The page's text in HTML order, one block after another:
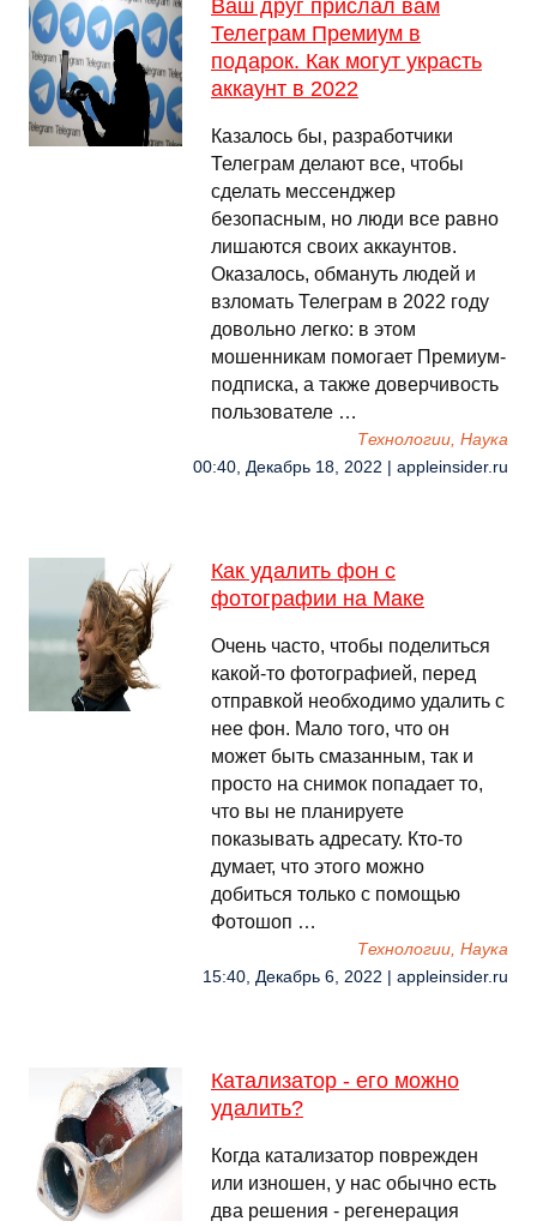
Ваш друг прислал вам
Телеграм Премиум в
подарок. Как могут украсть
аккаунт в 2022
Казалось бы, разработчики
Телеграм делают все, чтобы
сделать мессенджер
безопасным, но люди все равно
лишаются своих аккаунтов.
Оказалось, обмануть людей и
взломать Телеграм в 2022 году
довольно легко: в этом
мошенникам помогает Премиум-
подписка, а также доверчивость
пользователе …
Технологии, Наука
00:40, Декабрь 18, 2022 | appleinsider.ru
Как удалить фон с
фотографии на Маке
Очень часто, чтобы поделиться
какой-то фотографией, перед
отправкой необходимо удалить с
нее фон. Мало того, что он
может быть смазанным, так и
просто на снимок попадает то,
что вы не планируете
показывать адресату. Кто-то
думает, что этого можно
добиться только с помощью
Фотошоп …
Технологии, Наука
15:40, Декабрь 6, 2022 | appleinsider.ru
Катализатор - его можно
удалить?
Когда катализатор поврежден
или изношен, у нас обычно есть
два решения - регенерация